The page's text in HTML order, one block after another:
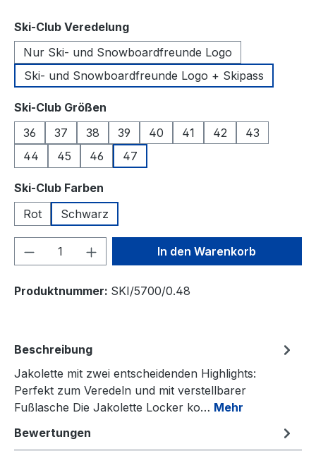
Ski-Club Veredelungauswählen
Nur Ski- und Snowboardfreunde Logo
Ski- und Snowboardfreunde Logo + Skipass
Ski-Club Größen
36
37 38 39 40 41 42
43
44
45 46 47
Ski-Club Farben
Rot
Schwarz
Produkt Anzahl: Gib denIn den Warenkorb
Produktnummer: SKI/5700/0.48
Beschreibung
Jakolette mit zwei entscheidenden Highlights:
Perfekt zum Veredeln und mit verstellbarer
Fußlasche Die Jakolette Locker ko… Mehr
Bewertungen